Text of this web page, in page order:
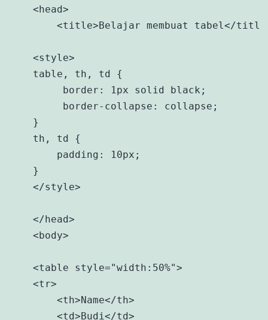
    <head>
<title>Belajar membuat tabel</
    <style>
    table, th, td {
         border: 1px solid black;
         border-collapse: collapse;
    }
    th, td {
        padding: 10px;
    }
    </style>
    </head>
    <body>
    <table style="width:50%">
    <tr>
        <th>Name</th>
        <td>Budi</td>